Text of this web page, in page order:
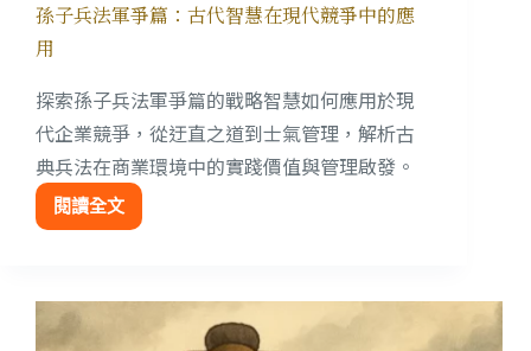
孫子兵法軍爭篇：古代智慧在現代競爭中的應
用
探索孫子兵法軍爭篇的戰略智慧如何應用於現
代企業競爭，從迂直之道到士氣管理，解析古
典兵法在商業環境中的實踐價值與管理啟發。
閱讀全文